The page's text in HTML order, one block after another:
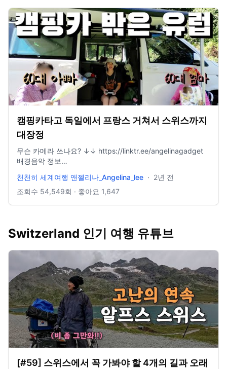
아트리스트 유료 음원 추출.
캠핑카타고 독일에서 프랑스 거쳐서 스위스까지
대장정
무슨 카메라 쓰나요? ↓↓ https://linktr.ee/angelinagadget
배경음악 정보
악을 어디서 구해서쓰는지 적어놨어요 ! 도움이 되었으면 좋겠
어요 https://bit.ly/Artlist2free Artlist 2달 무료 링크 (1년 가입
상 채널 🌸 Instagram →
https://www.instagram.com/lovelew 🌸 Naver blog →
https://blog.naver.com/selxy - 위 링크로 구매시 저에게 수
수료가 지불될 수 있습니다.
천천히 세계여행 앤젤리나_Angelina_lee · 2년 전
조회수 54,549회 · 좋아요 1,647
Switzerland 인기 여행 유튜브
[#59] 스위스에서 꼭 가봐야 할 4개의 길과 오래